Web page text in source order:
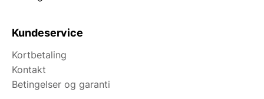
Kundeservice
Kortbetaling
Kontakt
Betingelser og garanti